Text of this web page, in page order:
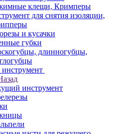
клещи, Кримперы
для снятия изоляции,
и кусачки
губки
длинногубцы,
инструмент